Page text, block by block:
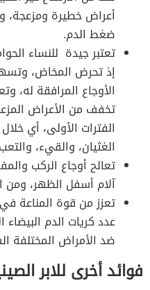
أعراض خطيرة
ضغط الدم.
تعتبر جيدة للنساء
إذ تحرض المخاض،
الأوجاع المرافقة له،
تخفف من الأعراض
الفترات الأولى، أي
الغثيان، والقيء،
تعالح أوجاع الركب
آلام أسفل الظهر، ومن
تعزز من قوة المناعة
عدد كريات الدم
ضد الأمراض المختلفة
فوائد أخرى للابر